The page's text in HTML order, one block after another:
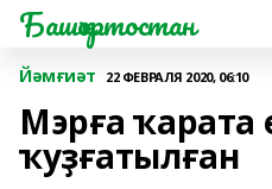
Башҡортостан
Йәмғиәт 22 ФЕВРАЛЯ 2020, 06:10
Мэрға ҡарата
ҡуҙғатылған